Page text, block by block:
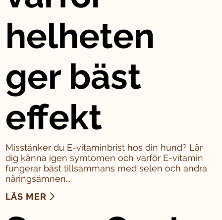
helheten
ger bäst
effekt
Misstänker du E-vitaminbrist hos din hund? Lär
dig känna igen symtomen och varför E-vitamin
fungerar bäst tillsammans med selen och andra
näringsämnen...
LÄS MER